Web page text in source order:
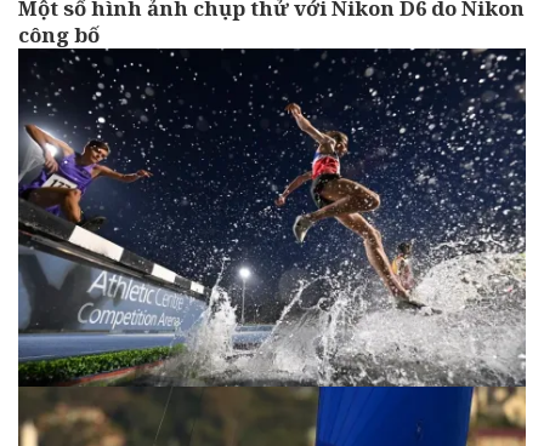
Một số hình ảnh chụp thử với Nikon D6 do Nikon
công bố